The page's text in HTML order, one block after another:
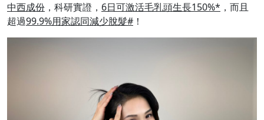
中西成份 ，科研實證， 6日可激活毛乳頭生長150%* ，而且
超過99.9%用家認同減少脫髮# ！